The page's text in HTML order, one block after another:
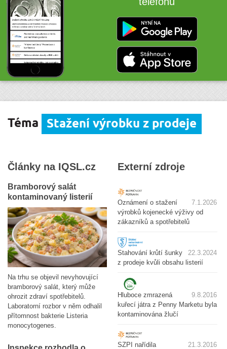
Téma Stažení výrobku z prodeje
Články na IQSL.cz
Bramborový salát
kontaminovaný listerií
Na trhu se objevil nevyhovující
bramborový salát, který může
ohrozit zdraví spotřebitelů.
Laboratorní rozbor v něm odhalil
přítomnost bakterie Listeria
monocytogenes.
Externí zdroje
7.1.2026
Oznámení o stažení
výrobků kojenecké výživy od
zákazníků a spotřebitelů
22.3.2024
Stahování krůtí šunky
z prodeje kvůli obsahu listerií
9.8.2016
Hluboce zmrazená
kuřecí játra z Penny Marketu byla
kontaminována žlučí
21.3.2016
SZPI nařídila